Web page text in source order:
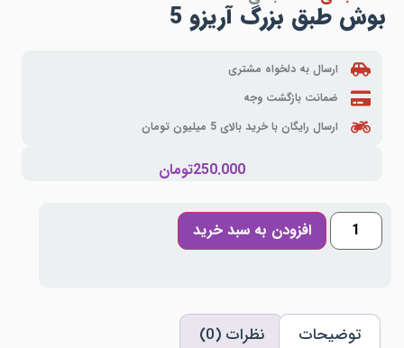
بوش طبق بزرگ آریزو 5
ارسال به دلخواه مشتری
ضمانت بازگشت وجه
ارسال رایگان با خرید بالای 5 میلیون تومان
250.000تومان
افزودن به سبد خرید
توضیحات نظرات (0)